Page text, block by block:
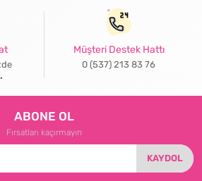
Müşteri Destek Hattı
0 (537) 213 83 76
ABONE OL
Fırsatları kaçırmayın
KAYDOL